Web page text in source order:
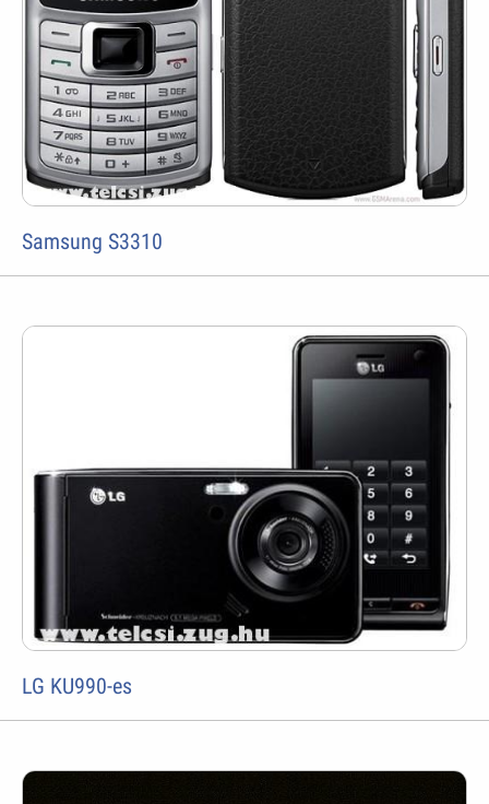
Samsung S3310
LG KU990-es